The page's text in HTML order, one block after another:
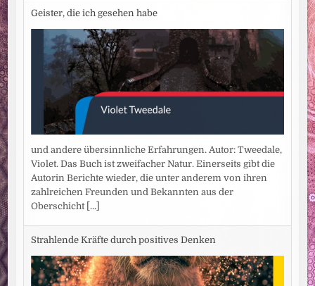
Geister, die ich gesehen habe
und andere übersinnliche Erfahrungen. Autor: Tweedale,
Violet. Das Buch ist zweifacher Natur. Einerseits gibt die
Autorin Berichte wieder, die unter anderem von ihren
zahlreichen Freunden und Bekannten aus der
Oberschicht [...]
Strahlende Kräfte durch positives Denken